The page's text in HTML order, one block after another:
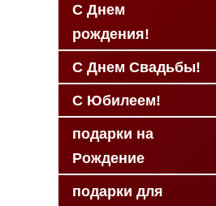
С Днем
рождения!
С Днем Свадьбы!
С Юбилеем!
подарки на
Рождение
подарки для